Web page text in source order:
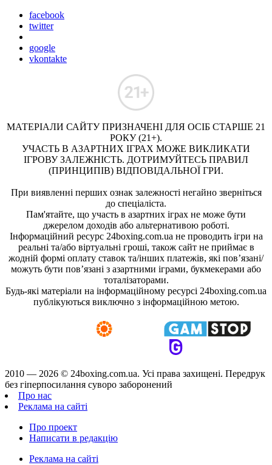
facebook
twitter
google
vkontakte
МАТЕРІАЛИ САЙТУ ПРИЗНАЧЕНІ ДЛЯ ОСІБ СТАРШЕ 21
РОКУ (21+).
УЧАСТЬ В АЗАРТНИХ ІГРАХ МОЖЕ ВИКЛИКАТИ
ІГРОВУ ЗАЛЕЖНІСТЬ. ДОТРИМУЙТЕСЬ ПРАВИЛ
(ПРИНЦИПІВ) ВІДПОВІДАЛЬНОЇ ГРИ.
При виявленні перших ознак залежності негайно зверніться
до спеціаліста.
Пам'ятайте, що участь в азартних іграх не може бути
джерелом доходів або альтернативою роботі.
Інформаційний ресурс 24boxing.com.ua не проводить ігри на
реальні та/або віртуальні гроші, також сайт не приймає в
жодній формі оплату ставок та/інших платежів, які пов’язані/
можуть бути пов’язані з азартними іграми, букмекерами або
тоталізаторами.
Будь-які матеріали на інформаційному ресурсі 24boxing.com.ua
публікуються виключно з інформаційною метою.
2010 — 2026 © 24boxing.com.ua. Усi права захищенi. Передрук
без гіперпосилання суворо заборонений
Про нас
Реклама на сайті
Про проект
Написати в редакцію
Реклама на сайті